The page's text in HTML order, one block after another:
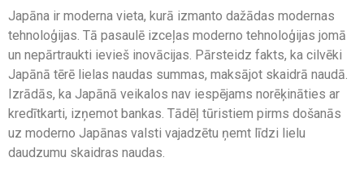
Japāna ir moderna vieta, kurā izmanto dažādas modernas
tehnoloģijas. Tā pasaulē izceļas moderno tehnoloģijas jomā
un nepārtraukti ievieš inovācijas. Pārsteidz fakts, ka cilvēki
Japānā tērē lielas naudas summas, maksājot skaidrā naudā.
Izrādās, ka Japānā veikalos nav iespējams norēķināties ar
kredītkarti, izņemot bankas. Tādēļ tūristiem pirms došanās
uz moderno Japānas valsti vajadzētu ņemt līdzi lielu
daudzumu skaidras naudas.